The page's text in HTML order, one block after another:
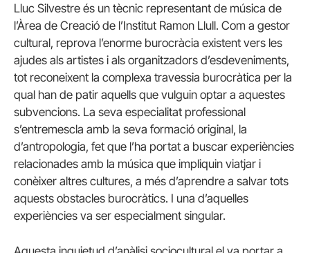
Lluc Silvestre és un tècnic representant de música de
l’Àrea de Creació de l’Institut Ramon Llull. Com a gestor
cultural, reprova l’enorme burocràcia existent vers les
ajudes als artistes i als organitzadors d’esdeveniments,
tot reconeixent la complexa travessia burocràtica per la
qual han de patir aquells que vulguin optar a aquestes
subvencions. La seva especialitat professional
s’entremescla amb la seva formació original, la
d’antropologia, fet que l’ha portat a buscar experiències
relacionades amb la música que impliquin viatjar i
conèixer altres cultures, a més d’aprendre a salvar tots
aquests obstacles burocràtics. I una d’aquelles
experiències va ser especialment singular.